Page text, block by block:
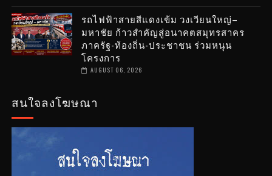
รถไฟฟ้าสายสีแดงเข้ม วงเวียนใหญ่–
มหาชัย ก้าวสำคัญสู่อนาคตสมุทรสาคร
ภาครัฐ-ท้องถิ่น-ประชาชน ร่วมหนุน
โครงการ
AUGUST 06, 2026
สนใจลงโฆษณา